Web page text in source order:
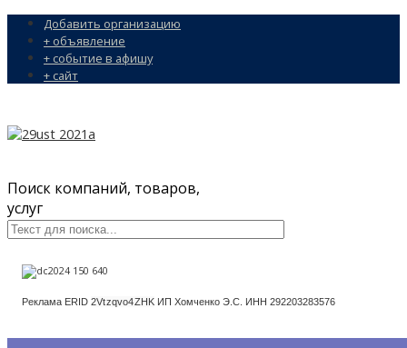
Добавить организацию
+ объявление
+ событие в афишу
+ сайт
Поиск компаний, товаров,
услуг
Реклама ERID 2Vtzqvo4ZHK ИП Хомченко Э.С. ИНН 292203283576